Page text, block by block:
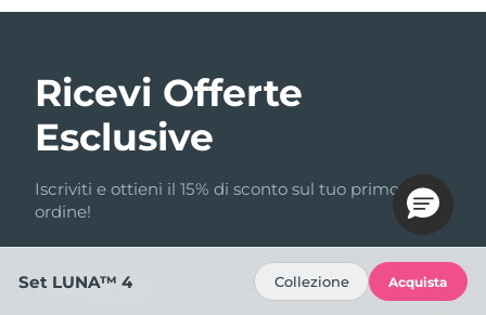
Ricevi Offerte
Esclusive
Iscriviti e ottieni il 15% di sconto sul tuo primo
ordine!
Indirizzo email
Set LUNA™ 4 Collezione Acquista